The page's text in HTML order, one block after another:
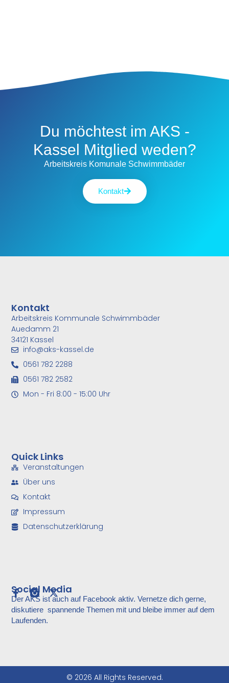
Du möchtest im AKS -
Kassel Mitglied weden?
Arbeitskreis Komunale Schwimmbäder
Kontakt
Social Media
Der AKS ist auch auf Facebook aktiv. Vernetze dich gerne,
diskutiere spannende Themen mit und bleibe immer auf dem
Laufenden.
Quick Links
Veranstaltungen
Über uns
Kontakt
Impressum
Datenschutzerklärung
Kontakt
Arbeitskreis Kommunale Schwimmbäder
Auedamm 21
34121 Kassel
info@aks-kassel.de
0561 782 2288
0561 782 2582
Mon - Fri 8:00 - 15:00 Uhr
© 2026 All Rights Reserved.